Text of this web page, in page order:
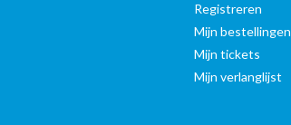
Registreren
Mijn bestellingen
Mijn tickets
Mijn verlanglijst